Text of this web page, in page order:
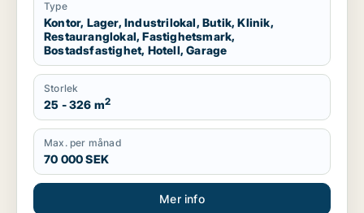
Type
Kontor, Lager, Industrilokal, Butik, Klinik,
Restauranglokal, Fastighetsmark,
Bostadsfastighet, Hotell, Garage
Storlek
25 - 326 m2
Max. per månad
70 000 SEK
Mer info